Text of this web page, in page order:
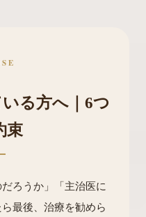
る方へ｜6つ
束
ろうか」「主治医に
最後、治療を勧めら